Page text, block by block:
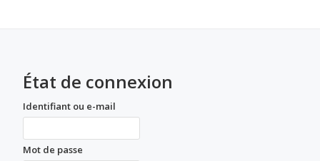
État de connexion
Identifiant ou e-mail
Mot de passe